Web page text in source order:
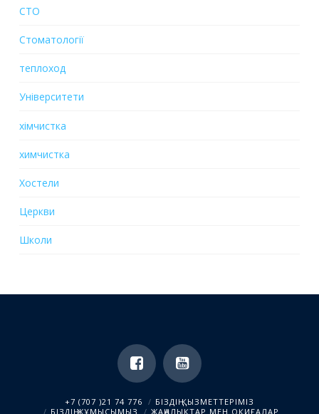
СТО
Стоматології
теплоход
Університети
хiмчистка
химчистка
Хостели
Церкви
Школи
+7 (707 )21 74 776
БІЗДІҢ ҚЫЗМЕТТЕРІМІЗ
БІЗДІҢ ЖҰМЫСЫМЫЗ
ЖАҢАЛЫҚТАР МЕН ОҚИҒАЛАР